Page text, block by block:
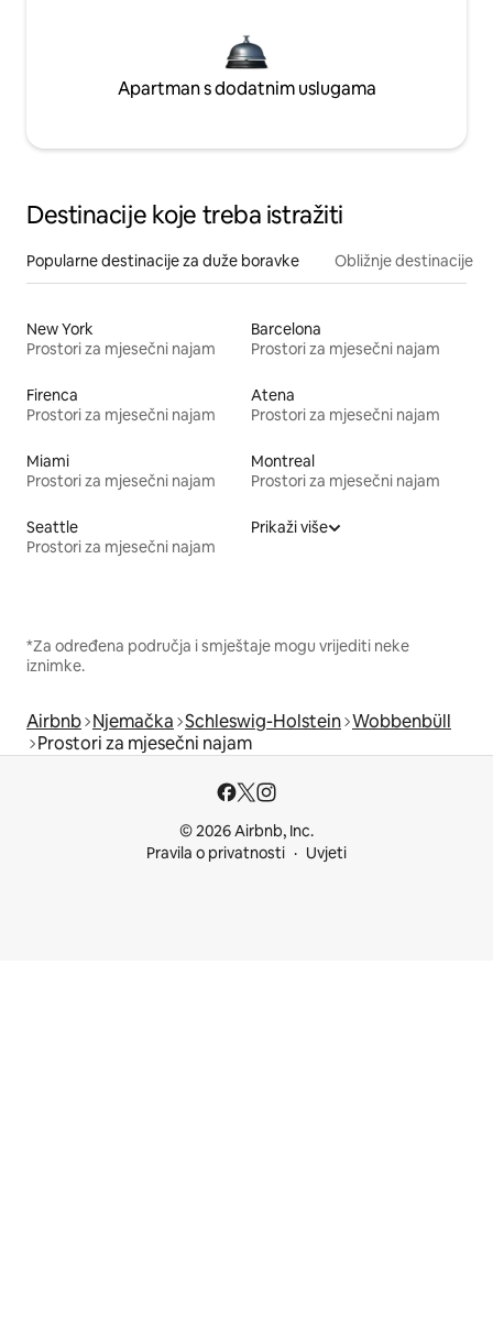
Apartman s dodatnim uslugama
Destinacije koje treba istražiti
Popularne destinacije za duže boravke Obližnje destinacije
New York
Prostori za mjesečni najam
Barcelona
Prostori za mjesečni najam
Firenca
Prostori za mjesečni najam
Atena
Prostori za mjesečni najam
Miami
Prostori za mjesečni najam
Montreal
Prostori za mjesečni najam
Seattle
Prostori za mjesečni najam
Prikaži više
*Za određena područja i smještaje mogu vrijediti neke
iznimke.
Airbnb Njemačka Schleswig-Holstein Wobbenbüll
Prostori za mjesečni najam
© 2026 Airbnb, Inc.
Pravila o privatnosti
Uvjeti